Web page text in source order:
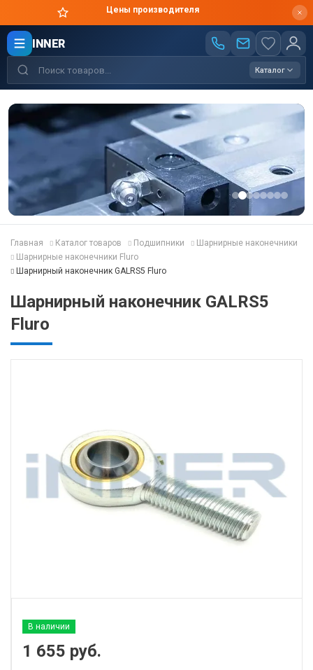
Цены производителя
INNER
Каталог
Главная Каталог товаров Подшипники
Шарнирные наконечники
Шарнирные наконечники Fluro
Шарнирный наконечник GALRS5 Fluro
Шарнирный наконечник GALRS5
Fluro
В наличии
1 655 руб.